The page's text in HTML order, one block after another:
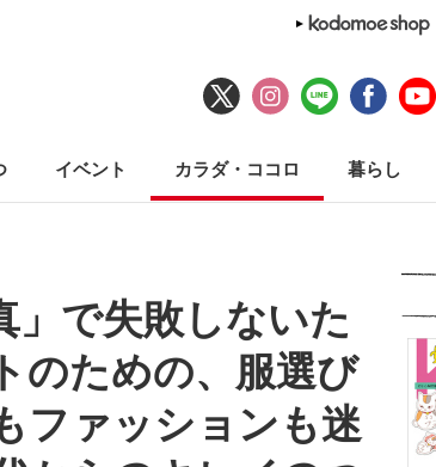
イベント カラダ・ココロ 暮らし
」で失敗しないた
のための、服選び
ファッションも迷